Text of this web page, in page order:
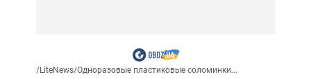
/LiteNews/Одноразовые пластиковые соломинки...